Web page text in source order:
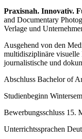
Praxisnah. Innovativ.
and Documentary
Verlage und
Ausgehend von den
multidisziplinäre visuelle
journalistische und
Abschluss Bachelor of
Studienbeginn
Bewerbungsschluss 15.
Unterrichtssprachen